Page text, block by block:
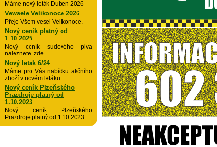
Máme nový leták Duben 2026
Vewsele Velikonoce 2026
Přeje Všem vesel Velikonoce.
Nový ceník platný od
1.10.2025
Nový ceník sudového piva
naleznete zde.
Nový leták 6/24
Máme pro Vás nabídku akčního
zboží v novém letáku.
Nový ceník Plzeňského
Prazdroje platný od
1.10.2023
Nový ceník Plzeňského
Prazdroje platný od 1.10.2023